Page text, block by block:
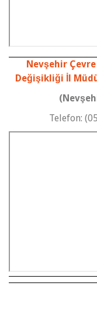
Nevşehir
Değişikliği İl
Telefon: